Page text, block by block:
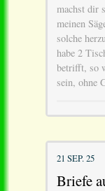
machst dir
meinen
solche
habe 2
betrifft, so
sein, ohne
21 SEP. 25
Briefe